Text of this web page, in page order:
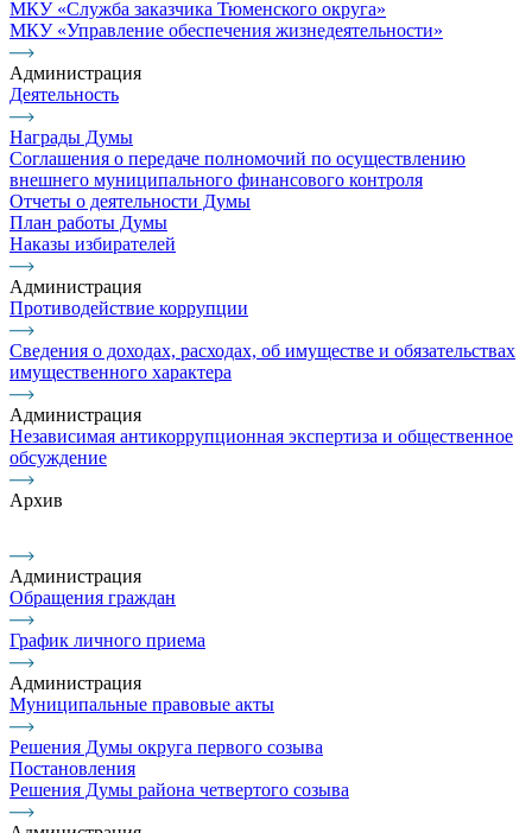
МКУ «Служба заказчика Тюменского округа»
МКУ «Управление обеспечения жизнедеятельности»
Администрация
Деятельность
Награды Думы
Соглашения о передаче полномочий по осуществлению
внешнего муниципального финансового контроля
Отчеты о деятельности Думы
План работы Думы
Наказы избирателей
Администрация
Противодействие коррупции
Сведения о доходах, расходах, об имуществе и обязательствах
имущественного характера
Администрация
Независимая антикоррупционная экспертиза и общественное
обсуждение
Архив
Администрация
Обращения граждан
График личного приема
Администрация
Муниципальные правовые акты
Решения Думы округа первого созыва
Постановления
Решения Думы района четвертого созыва